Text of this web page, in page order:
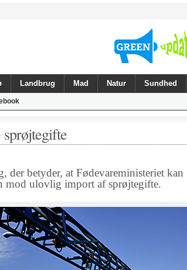
Landbrug Mad Natur Sundhed
betyder, at Fødevareministeriet kan
mod ulovlig import af sprøjtegifte.